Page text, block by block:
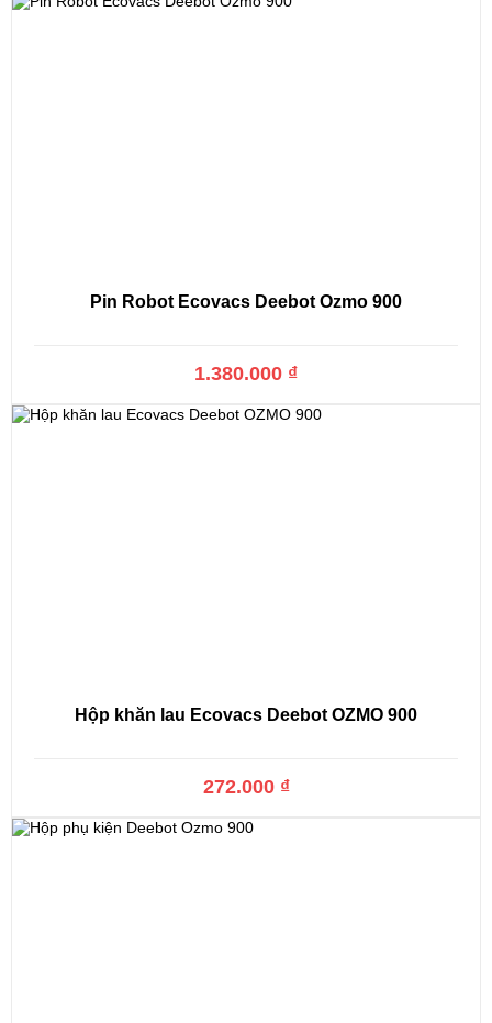
Pin Robot Ecovacs Deebot Ozmo 900
1.380.000 ₫
Hộp khăn lau Ecovacs Deebot OZMO 900
272.000 ₫